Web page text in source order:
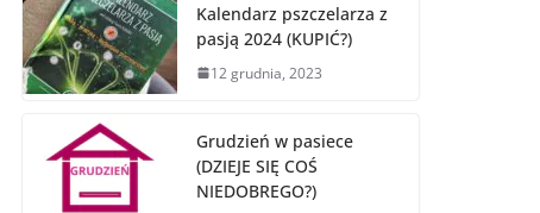
Kalendarz pszczelarza z
pasją 2024 (KUPIĆ?)
12 grudnia, 2023
Grudzień w pasiece
(DZIEJE SIĘ COŚ
NIEDOBREGO?)